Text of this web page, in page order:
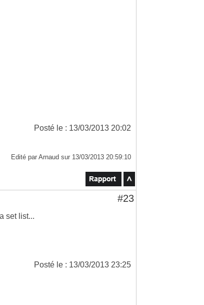
Posté le : 13/03/2013 20:02
Edité par Arnaud sur 13/03/2013 20:59:10
#23
set list...
Posté le : 13/03/2013 23:25